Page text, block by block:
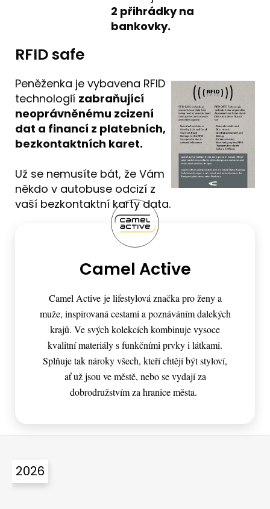
2 přihrádky na
bankovky.
RFID safe
Peněženka je vybavena RFID
technologií zabraňující
neoprávněnému zcizení
dat a financí z platebních,
bezkontaktních karet.
Už se nemusíte bát, že Vám
někdo v autobuse odcizí z
vaší bezkontaktní karty data.
Camel Active
Camel Active je lifestylová značka pro ženy a
muže, inspirovaná cestami a poznáváním dalekých
krajů. Ve svých kolekcích kombinuje vysoce
kvalitní materiály s funkčními prvky i látkami.
Splňuje tak nároky všech, kteří chtějí být styloví,
ať už jsou ve městě, nebo se vydají za
dobrodružstvím za hranice města.
Z
2026